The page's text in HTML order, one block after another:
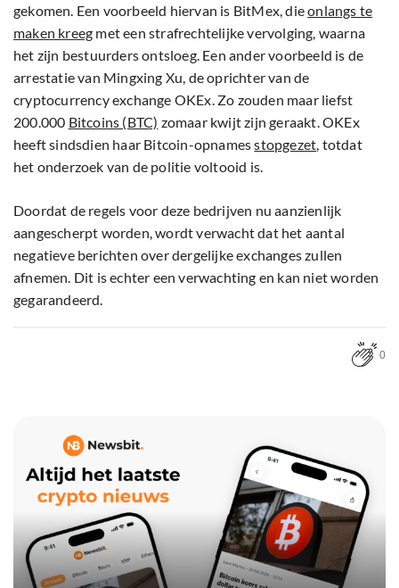
gekomen. Een voorbeeld hiervan is BitMex, dieonlangs te
maken kreeg met een strafrechtelijke vervolging, waarna
het zijn bestuurders ontsloeg. Een ander voorbeeld is de
arrestatie van Mingxing Xu, de oprichter van de
cryptocurrency exchange OKEx. Zo zouden maar liefst
200.000 Bitcoins (BTC) zomaar kwijt zijn geraakt. OKEx
heeft sindsdien haar Bitcoin-opnamesstopgezet, totdat
het onderzoek van de politie voltooid is.
Doordat de regels voor deze bedrijven nu aanzienlijk
aangescherpt worden, wordt verwacht dat het aantal
negatieve berichten over dergelijke exchanges zullen
afnemen. Dit is echter een verwachting en kan niet worden
gegarandeerd.
0